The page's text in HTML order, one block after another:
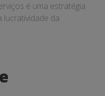
é uma estratégia
lucratividade da